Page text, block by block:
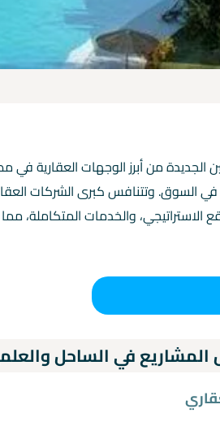
الجديدة من أبرز الوجهات العقارية في
في السوق. وتتنافس كبرى الشركات
الاستراتيجي، والخدمات المتكاملة،
في الساحل